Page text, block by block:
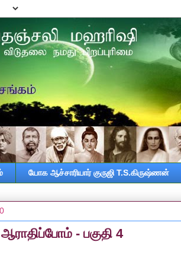
யோக ஆச்சாரியார் குருஜி T.S.கிருஷ்ணன்
- பகுதி 4